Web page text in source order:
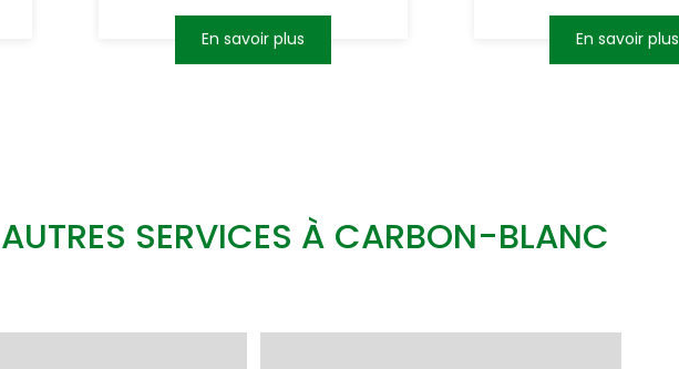
En savoir plus En savoir plus
SERVICES À CARBON-BLANC